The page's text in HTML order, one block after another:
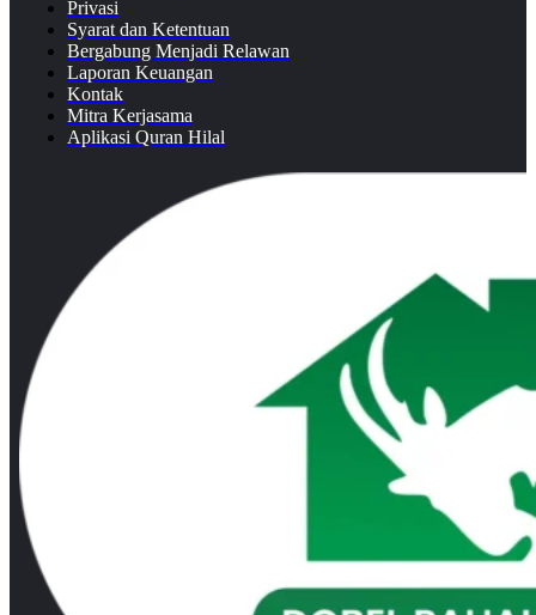
Privasi
Syarat dan Ketentuan
Bergabung Menjadi Relawan
Laporan Keuangan
Kontak
Mitra Kerjasama
Aplikasi Quran Hilal